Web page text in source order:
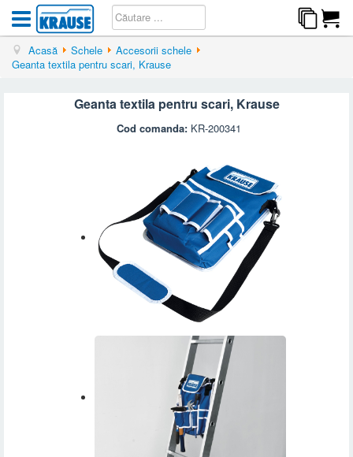
Acasă Schele
Accesorii schele
Geanta textila pentru scari, Krause
Geanta textila pentru scari, Krause
Cod comanda: KR-200341